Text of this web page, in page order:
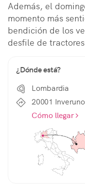
Además, el
momento más
bendición de los
desfile de
¿Dónde está?
Lombardia
20001
Cómo llegar